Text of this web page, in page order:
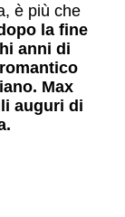
è più che
la fine
anni di
Max
auguri di